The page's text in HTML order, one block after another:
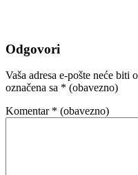
Odgovori
Vaša adresa e-pošte neće biti
označena sa * (obavezno)
Komentar * (obavezno)